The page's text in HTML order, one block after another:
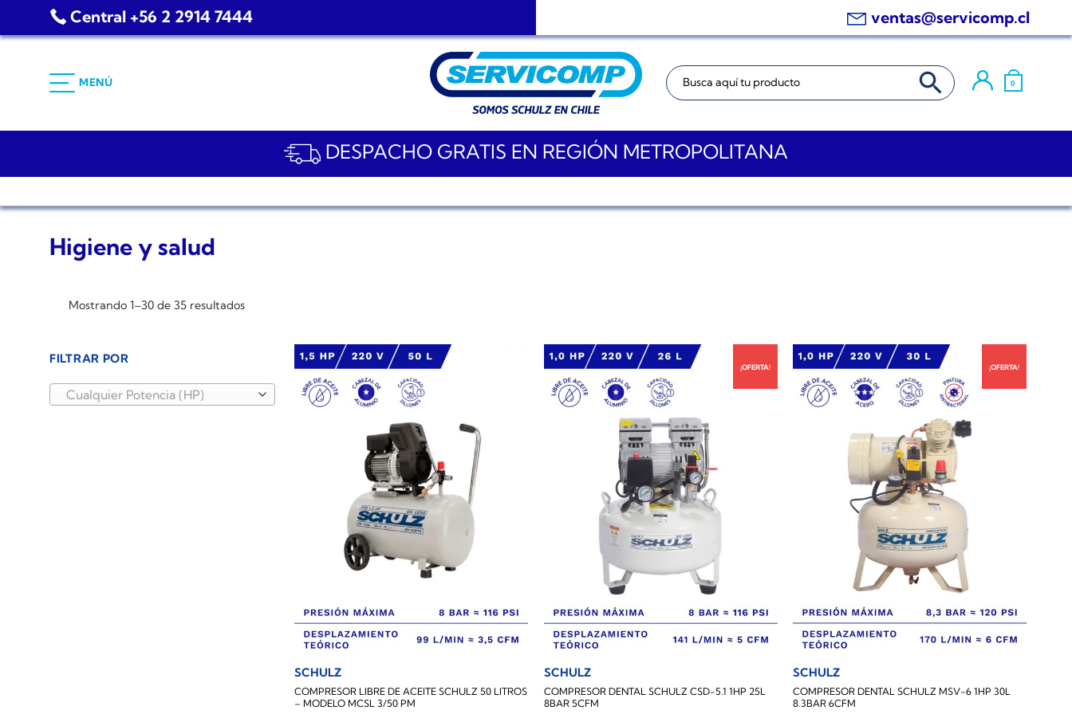
Central +56 2 2914 7444 ventas@servicomp.cl
MENÚ
Buscar: BOTÓN DE BÚSQUEDA
0
DESPACHO GRATIS EN REGIÓN METROPOLITANA
Higiene y salud
Mostrando 1–30 de 35 resultados
FILTRAR POR
Cualquier Potencia (HP)
SCHULZ
COMPRESOR LIBRE DE ACEITE SCHULZ 50 LITROS
– MODELO MCSL 3/50 PM
¡OFERTA!
SCHULZ
COMPRESOR DENTAL SCHULZ CSD-5.1 1HP 25L
8BAR 5CFM
¡OFERTA!
SCHULZ
COMPRESOR DENTAL SCHULZ MSV-6 1HP 30L
8.3BAR 6CFM